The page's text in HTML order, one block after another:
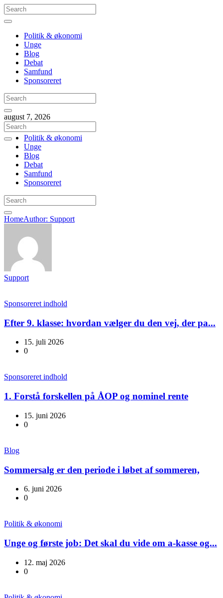
Politik & økonomi
Unge
Blog
Debat
Samfund
Sponsoreret
august 7, 2026
Politik & økonomi
Unge
Blog
Debat
Samfund
Sponsoreret
HomeAuthor: Support
Support
Sponsoreret indhold
Efter 9. klasse: hvordan vælger du den vej, der pa...
15. juli 2026
0
Sponsoreret indhold
1. Forstå forskellen på ÅOP og nominel rente
15. juni 2026
0
Blog
Sommersalg er den periode i løbet af sommeren,
6. juni 2026
0
Politik & økonomi
Unge og første job: Det skal du vide om a-kasse og...
12. maj 2026
0